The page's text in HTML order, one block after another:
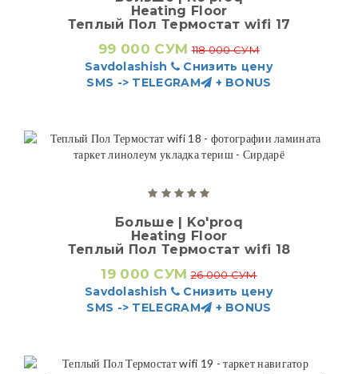
Heating Floor
Теплый Пол Термостат wifi 17
99 000 СУМ 118 000 СУМ
Savdolashish
Снизить цену
SMS -> TELEGRAM
+ BONUS
Больше | Ko'proq
Heating Floor
Теплый Пол Термостат wifi 18
19 000 СУМ 26 000 СУМ
Savdolashish
Снизить цену
SMS -> TELEGRAM
+ BONUS